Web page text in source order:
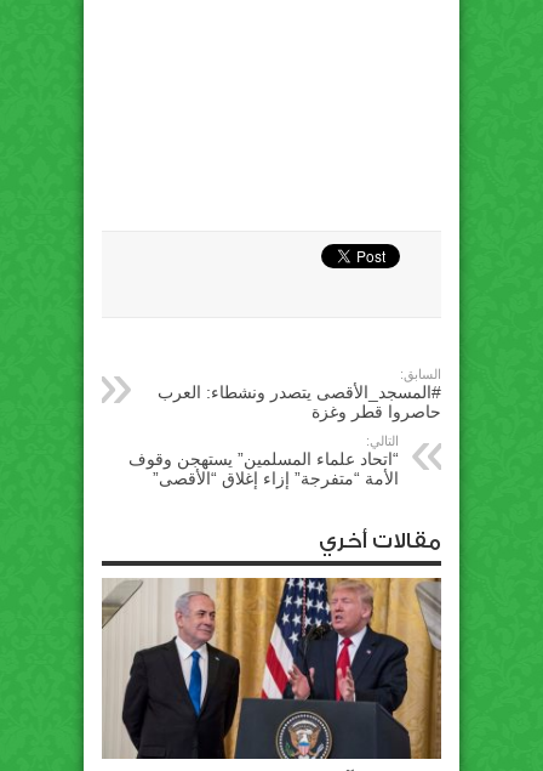
السابق:
#المسجد_الأقصى يتصدر ونشطاء: العرب
حاصروا قطر وغزة
التالي:
“اتحاد علماء المسلمين” يستهجن وقوف
الأمة “متفرجة” إزاء إغلاق “الأقصى”
مقالات أخري